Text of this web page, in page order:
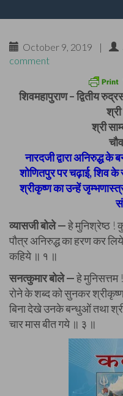
October 9, 2019 |
comment
शिवमहापुराण – द्वितीय
श्री
नारदजी द्वारा अनिरुद्ध
शोणितपुर पर चढ़ाई, शिव के
श्रीकृष्ण का उन्हें
व्यासजी बोले —हे मुनिश्रेष्ठ !
पौत्र अनिरुद्ध का हरण कर
कहिये ॥ १ ॥
सनत्कुमार बोले —हे
रोने के शब्द को सुनकर
बिना देखे उनके बन्धुओं तथा
चार मास बीत गये ॥ ३ ॥